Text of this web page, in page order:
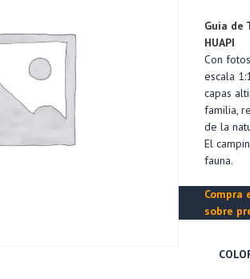
Guía de
HUAPI
Con
escala
capas
familia,
de la
El
fauna.
Compra
sobre